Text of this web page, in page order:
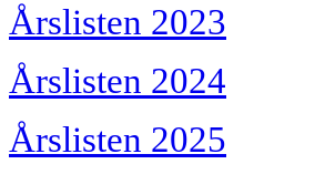
Årslisten 2023
Årslisten 2024
Årslisten 2025